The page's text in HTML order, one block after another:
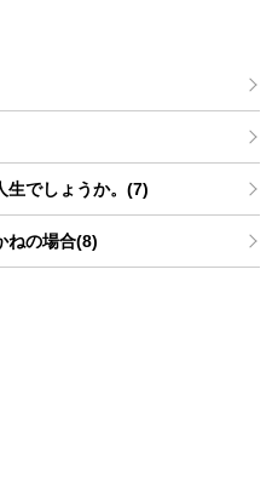
生でしょうか。(7)
ねの場合(8)